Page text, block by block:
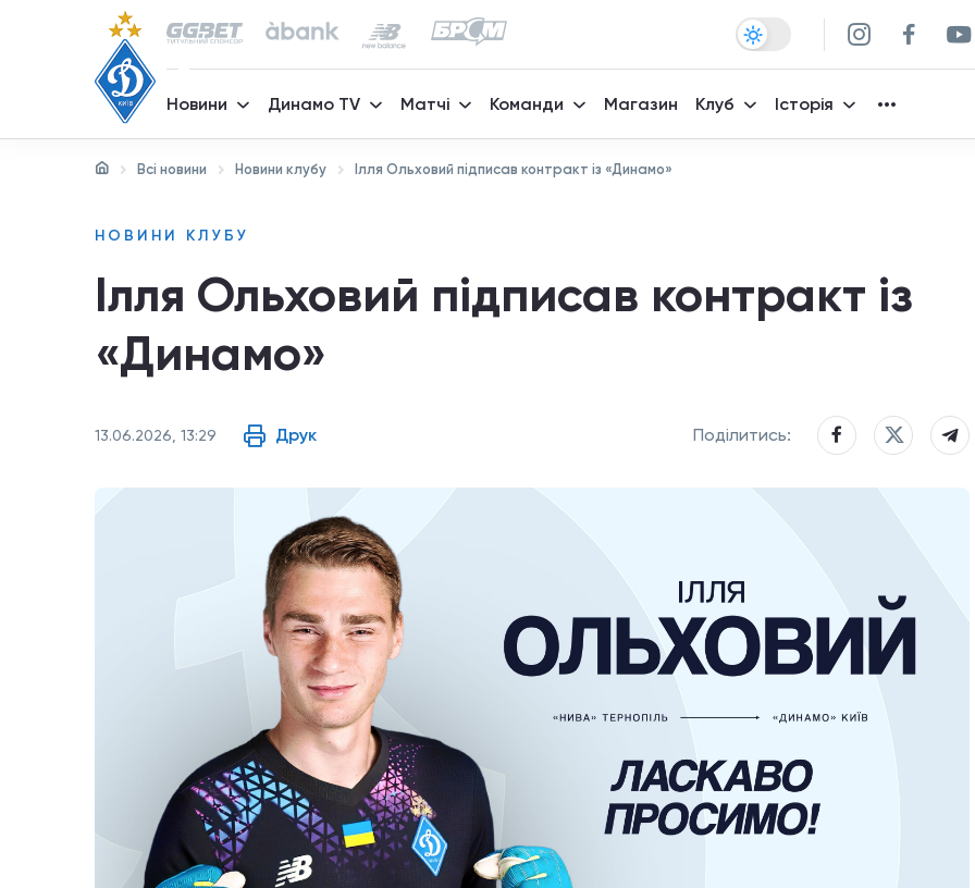
Новини Динамо TV Матчі Команди Магазин Клуб Історія
Всі новини Новини клубу Ілля Ольховий підписав контракт із «Динамо»
НОВИНИ КЛУБУ
Ілля Ольховий підписав контракт із
«Динамо»
13.06.2026, 13:29 Друк Поділитись: